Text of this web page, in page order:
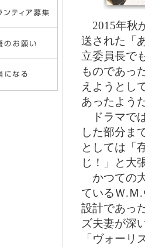
2015年秋
送された「
立委員長で
ものであっ
えようとし
あったよう
ドラマで
した部分ま
としては「
じ！」と大
かつての
ているＷ.Ｍ
設計であっ
ズ夫妻が深
「ヴォーリ